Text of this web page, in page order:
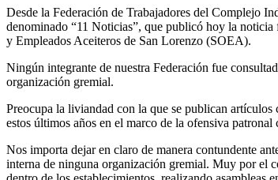
Desde la Federación de Trabajadores del Complejo
denominado “11 Noticias”, que publicó hoy la noticia
y Empleados Aceiteros de San Lorenzo (SOEA).
Ningún integrante de nuestra Federación fue
organización gremial.
Preocupa la liviandad con la que se publican
estos últimos años en el marco de la ofensiva patronal
Nos importa dejar en claro de manera contundente
interna de ninguna organización gremial. Muy por el